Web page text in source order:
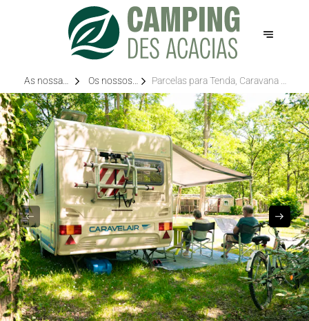
As nossas
opções
Os nossos
espaços
Parcelas para Tenda, Caravana e
Autocaravana